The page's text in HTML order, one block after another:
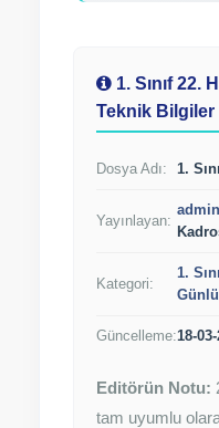
1. Sınıf 22.
Teknik Bilgiler
Dosya Adı: 1.
Yayınlayan:
admin
Kategori:
1.
Güncelleme:18-
Editörün Notu:
tam uyumlu